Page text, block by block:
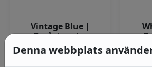
Vintage Blue |
Boråstapeter
Linnetapeten Vintage
Denna webbplats